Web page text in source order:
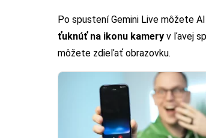
Po spustení Gemini Live môžete
ťuknúť na ikonu kamery v ľavej
môžete zdieľať obrazovku.